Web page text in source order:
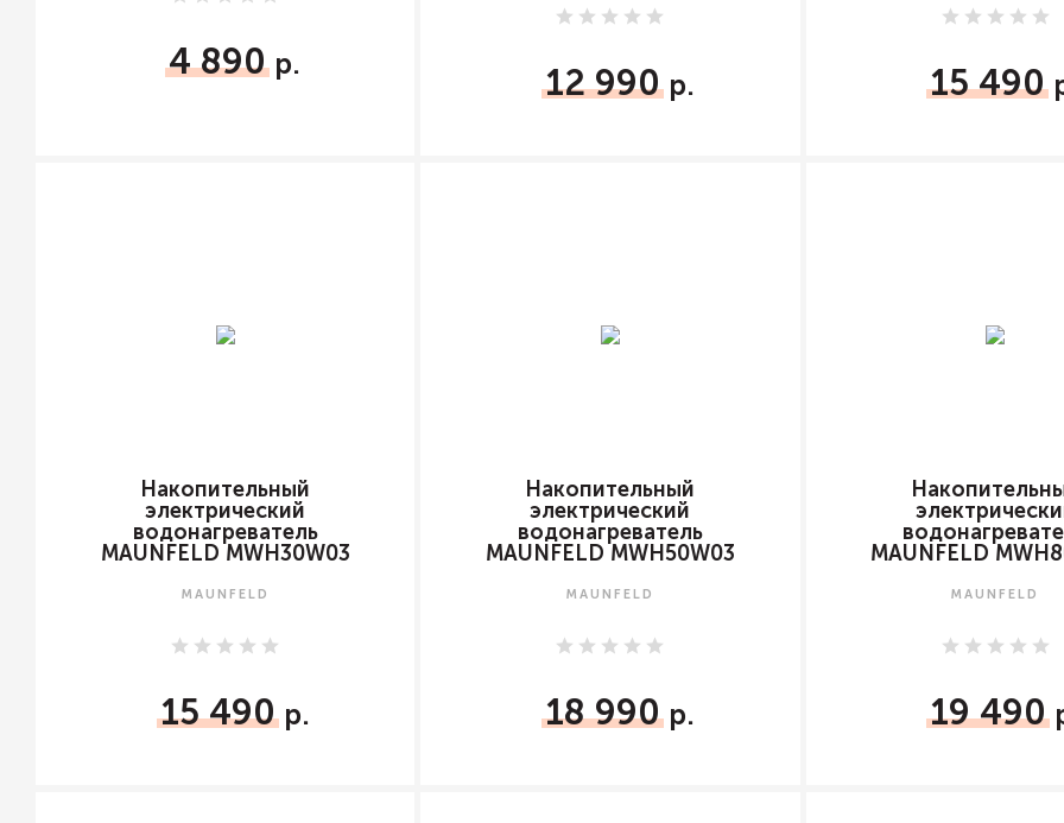
4 890 12 990 15 490
Накопительный
электрический
водонагреватель
MAUNFELD MWH30W03
MAUNFELD
15 490
Накопительный
электрический
водонагреватель
MAUNFELD MWH50W03
MAUNFELD
18 990
MAUNFELD
MAUNFELD
19 490